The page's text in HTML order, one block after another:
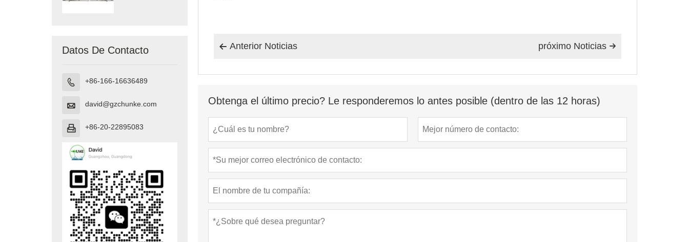
Datos De Contacto
 +86-166-16636489
 david@gzchunke.com
 +86-20-22895083
 Anterior Noticias 
próximo Noticias
Obtenga el último precio? Le responderemos lo antes posible (dentro de las 12 horas)